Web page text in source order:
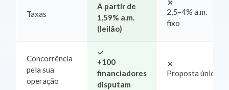
Taxas
A partir de
1,59% a.m.
(leilão)
2,5–4% a.m.
fixo
Concorrência
pela sua
operação
+100
financiadores
disputam
Proposta única